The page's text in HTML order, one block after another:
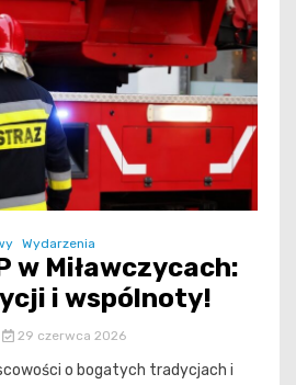
Wydarzenia
w Miławczycach:
i wspólnoty!
29 czerwca 2026
o bogatych tradycjach i